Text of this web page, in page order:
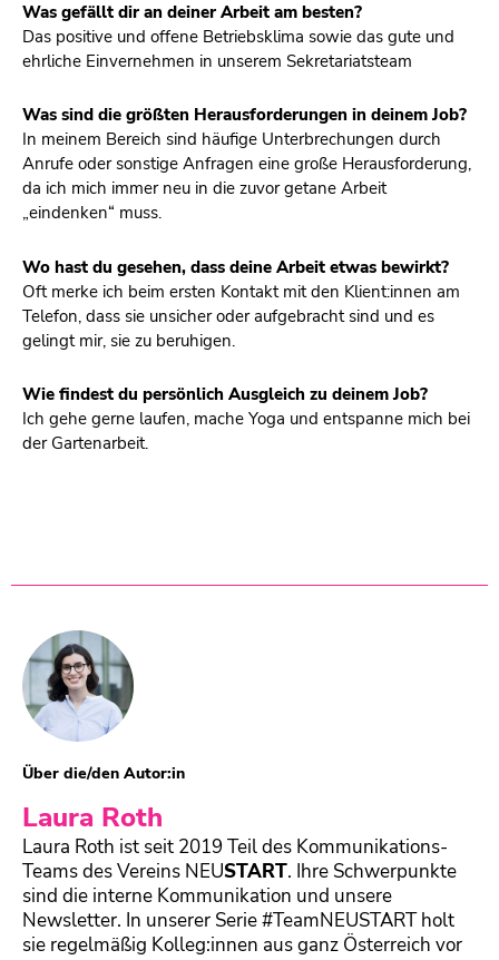
Was gefällt dir an deiner Arbeit am besten?
Das positive und offene Betriebsklima sowie das gute und
ehrliche Einvernehmen in unserem Sekretariatsteam
Was sind die größten Herausforderungen in deinem Job?
In meinem Bereich sind häufige Unterbrechungen durch
Anrufe oder sonstige Anfragen eine große Herausforderung,
da ich mich immer neu in die zuvor getane Arbeit
„eindenken“ muss.
Wo hast du gesehen, dass deine Arbeit etwas bewirkt?
Oft merke ich beim ersten Kontakt mit den Klient:innen am
Telefon, dass sie unsicher oder aufgebracht sind und es
gelingt mir, sie zu beruhigen.
Wie findest du persönlich Ausgleich zu deinem Job?
Ich gehe gerne laufen, mache Yoga und entspanne mich bei
der Gartenarbeit.
Über die/den Autor:in
Laura Roth
Laura Roth ist seit 2019 Teil des Kommunikations-
Teams des Vereins NEUSTART. Ihre Schwerpunkte
sind die interne Kommunikation und unsere
Newsletter. In unserer Serie #TeamNEUSTART holt
sie regelmäßig Kolleg:innen aus ganz Österreich vor